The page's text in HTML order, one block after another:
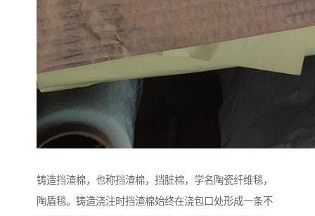
铸造挡渣棉，也称挡渣棉，挡脏棉，学名陶瓷纤维毯，
陶盾毯。铸造浇注时挡渣棉始终在浇包口处形成一条不